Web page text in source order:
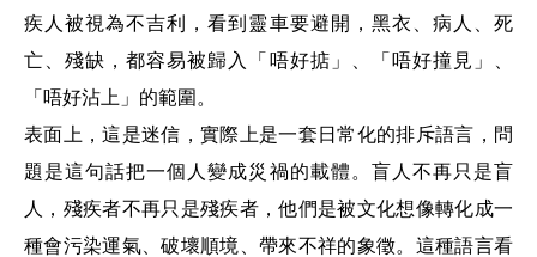
疾人被視為不吉利，看到靈車要避開，黑衣、病人、死
亡、殘缺，都容易被歸入「唔好掂」、「唔好撞見」、
「唔好沾上」的範圍。
表面上，這是迷信，實際上是一套日常化的排斥語言，問
題是這句話把一個人變成災禍的載體。盲人不再只是盲
人，殘疾者不再只是殘疾者，他們是被文化想像轉化成一
種會污染運氣、破壞順境、帶來不祥的象徵。這種語言看